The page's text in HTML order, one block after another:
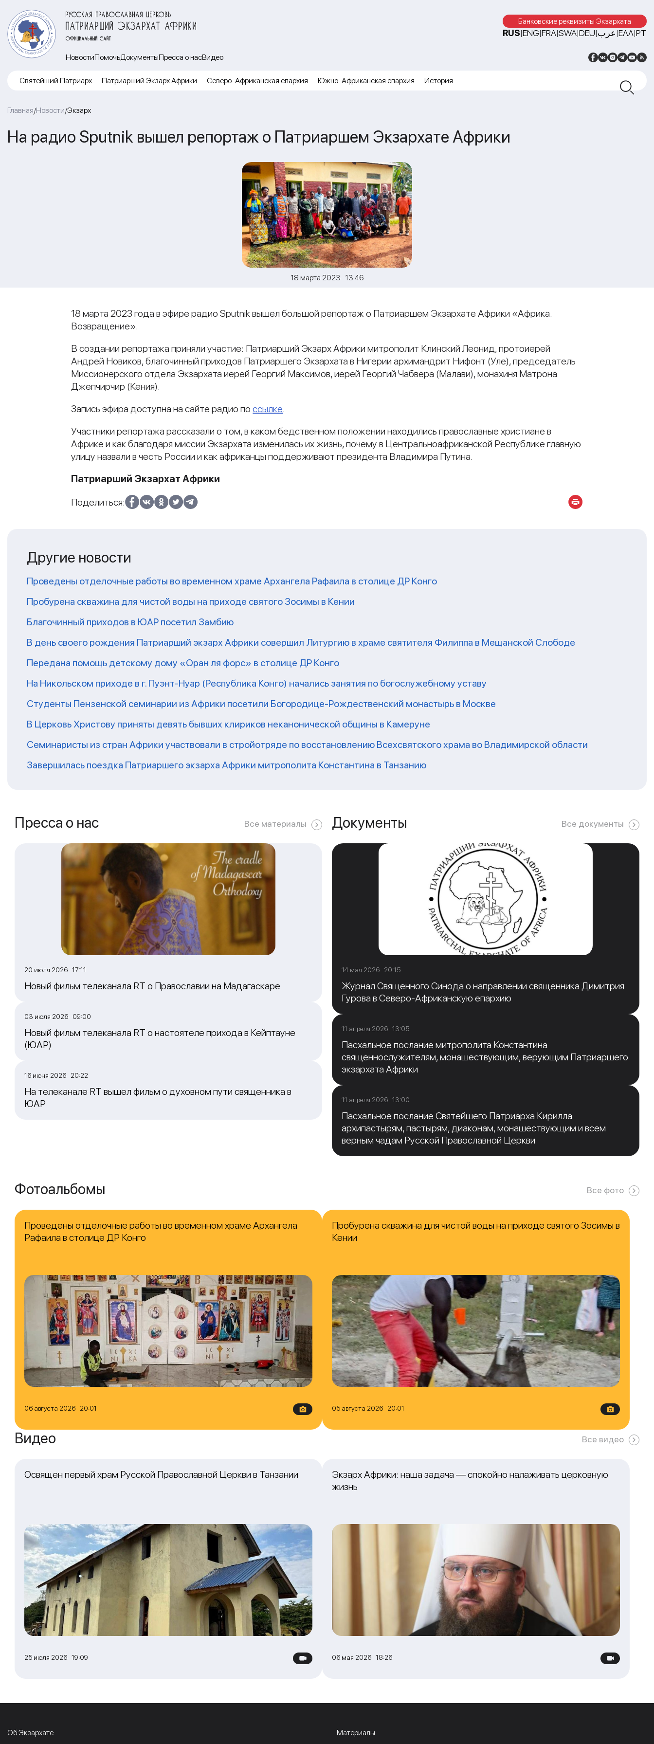
РУССКАЯ ПРАВОСЛАВНАЯ ЦЕРКОВЬ
ПАТРИАРШИЙ ЭКЗАРХАТ АФРИКИ
ОФИЦИАЛЬНЫЙ САЙТ
Банковские реквизиты Экзархата
RUS|ENG|FRA|SWA|DEU|عرب|ΕΛΛ|PT
НовостиПомочьДокументыПресса о насВидео
Cвятейший Патриарх Патриарший Экзарх Африки Северо-Африканская епархия Южно-Африканская епархия История
Главная/Новости/Экзарх
На радио Sputnik вышел репортаж о Патриаршем Экзархате Африки
18 марта 2023 13:46
18 марта 2023 года в эфире радио Sputnik вышел большой репортаж о Патриаршем Экзархате Африки «Африка.
Возвращение».
В создании репортажа приняли участие: Патриарший Экзарх Африки митрополит Клинский Леонид, протоиерей
Андрей Новиков, благочинный приходов Патриаршего Экзархата в Нигерии архимандрит Нифонт (Уле), председатель
Миссионерского отдела Экзархата иерей Георгий Максимов, иерей Георгий Чабвера (Малави), монахиня Матрона
Джепчирчир (Кения).
Запись эфира доступна на сайте радио поссылке.
Участники репортажа рассказали о том, в каком бедственном положении находились православные христиане в
Африке и как благодаря миссии Экзархата изменилась их жизнь, почему в Центральноафриканской Республике главную
улицу назвали в честь России и как африканцы поддерживают президента Владимира Путина.
Патриарший Экзархат Африки
Поделиться:
Другие новости
Проведены отделочные работы во временном храме Архангела Рафаила в столице ДР Конго
Пробурена скважина для чистой воды на приходе святого Зосимы в Кении
Благочинный приходов в ЮАР посетил Замбию
В день своего рождения Патриарший экзарх Африки совершил Литургию в храме святителя Филиппа в Мещанской Слободе
Передана помощь детскому дому «Оран ля форс» в столице ДР Конго
На Никольском приходе в г. Пуэнт-Нуар (Республика Конго) начались занятия по богослужебному уставу
Студенты Пензенской семинарии из Африки посетили Богородице-Рождественский монастырь в Москве
В Церковь Христову приняты девять бывших клириков неканонической общины в Камеруне
Семинаристы из стран Африки участвовали в стройотряде по восстановлению Всехсвятского храма во Владимирской области
Завершилась поездка Патриаршего экзарха Африки митрополита Константина в Танзанию
Пресса о нас Все материалы
20 июля 2026 17:11
Новый фильм телеканала RT о Православии на Мадагаскаре
03 июля 2026 09:00
Новый фильм телеканала RT о настоятеле прихода в Кейптауне
(ЮАР)
16 июня 2026 20:22
На телеканале RT вышел фильм о духовном пути священника в
ЮАР
Документы Все документы
14 мая 2026 20:15
Журнал Священного Синода о направлении священника Димитрия
Гурова в Северо-Африканскую епархию
11 апреля 2026 13:05
Пасхальное послание митрополита Константина
священнослужителям, монашествующим, верующим Патриаршего
экзархата Африки
11 апреля 2026 13:00
Пасхальное послание Святейшего Патриарха Кирилла
архипастырям, пастырям, диаконам, монашествующим и всем
верным чадам Русской Православной Церкви
Фотоальбомы Все фото
06 августа 2026 20:01
Проведены отделочные работы во временном храме Архангела
Рафаила в столице ДР Конго
05 августа 2026 20:01
Пробурена скважина для чистой воды на приходе святого Зосимы в
Кении
Видео Все видео
25 июля 2026 19:09
Освящен первый храм Русской Православной Церкви в Танзании
06 мая 2026 18:26
Экзарх Африки: наша задача — спокойно налаживать церковную
жизнь
Об Экзархате Материалы